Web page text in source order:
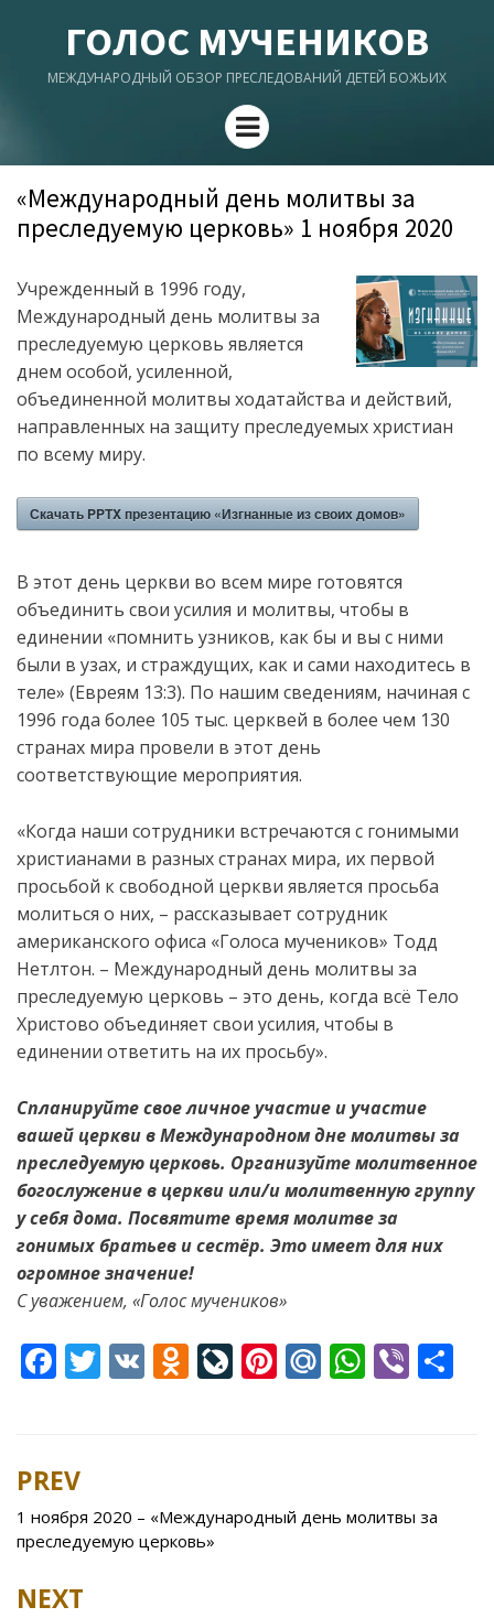
ГОЛОС МУЧЕНИКОВ
МЕЖДУНАРОДНЫЙ ОБЗОР ПРЕСЛЕДОВАНИЙ ДЕТЕЙ БОЖЬИХ
Menu
«Международный день молитвы за
преследуемую церковь» 1 ноября 2020
Учрежденный в 1996 году,
Международный день молитвы за
преследуемую церковь является
днем особой, усиленной,
объединенной молитвы ходатайства и действий,
направленных на защиту преследуемых христиан
по всему миру.
Скачать PPTX презентацию «Изгнанные из своих домов»
В этот день церкви во всем мире готовятся
объединить свои усилия и молитвы, чтобы в
единении «помнить узников, как бы и вы с ними
были в узах, и страждущих, как и сами находитесь в
теле» (Евреям 13:3). По нашим сведениям, начиная с
1996 года более 105 тыс. церквей в более чем 130
странах мира провели в этот день
соответствующие мероприятия.
«Когда наши сотрудники встречаются с гонимыми
христианами в разных странах мира, их первой
просьбой к свободной церкви является просьба
молиться о них, – рассказывает сотрудник
американского офиса «Голоса мучеников» Тодд
Нетлтон. – Международный день молитвы за
преследуемую церковь – это день, когда всё Тело
Христово объединяет свои усилия, чтобы в
единении ответить на их просьбу».
Спланируйте свое личное участие и участие
вашей церкви в Международном дне молитвы за
преследуемую церковь. Организуйте молитвенное
богослужение в церкви или/и молитвенную группу
у себя дома. Посвятите время молитве за
гонимых братьев и сестёр. Это имеет для них
огромное значение!
С уважением, «Голос мучеников»
F
b
o
o
T V O
kl
as
Li
u
r
Pi
st
M
u
W
A
p
Vi
Post
navigation
PREV
1 ноября 2020 – «Международный день молитвы за
преследуемую церковь»
NEXT